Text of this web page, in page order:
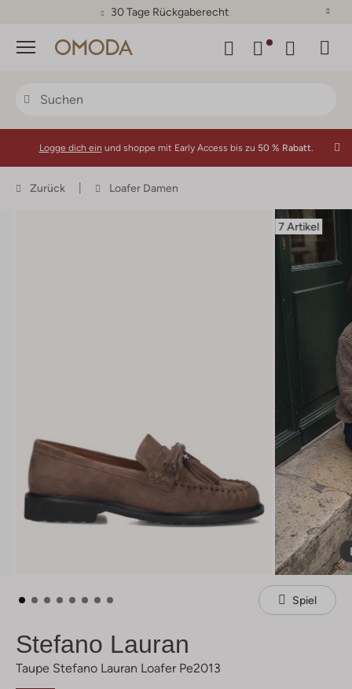
30 Tage Rückgaberecht
Menü
Logge dich ein und shoppe mit Early Access bis zu 50 % Rabatt.
Zurück Loafer Damen
7 Artikel
Spiel
Stefano Lauran
Taupe Stefano Lauran Loafer Pe2013